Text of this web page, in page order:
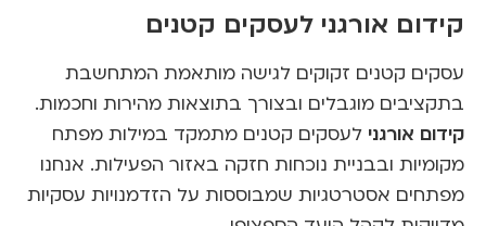
קידום אורגני לעסקים קטנים
עסקים קטנים זקוקים לגישה מותאמת המתחשבת
בתקציבים מוגבלים ובצורך בתוצאות מהירות וחכמות.
קידום אורגני לעסקים קטנים מתמקד במילות מפתח
מקומיות ובבניית נוכחות חזקה באזור הפעילות. אנחנו
מפתחים אסטרטגיות שמבוססות על הזדמנויות עסקיות